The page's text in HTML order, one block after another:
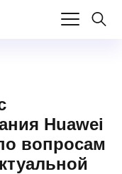
Huawei
вопросам